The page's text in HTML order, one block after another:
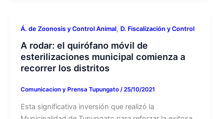
Á. de Zoonosis y Control Animal, D. Fiscalización y Control
A rodar: el quirófano móvil de
esterilizaciones municipal comienza a
recorrer los distritos
Comunicacion y Prensa Tupungato /25/10/2021
Esta significativa inversión que realizó la